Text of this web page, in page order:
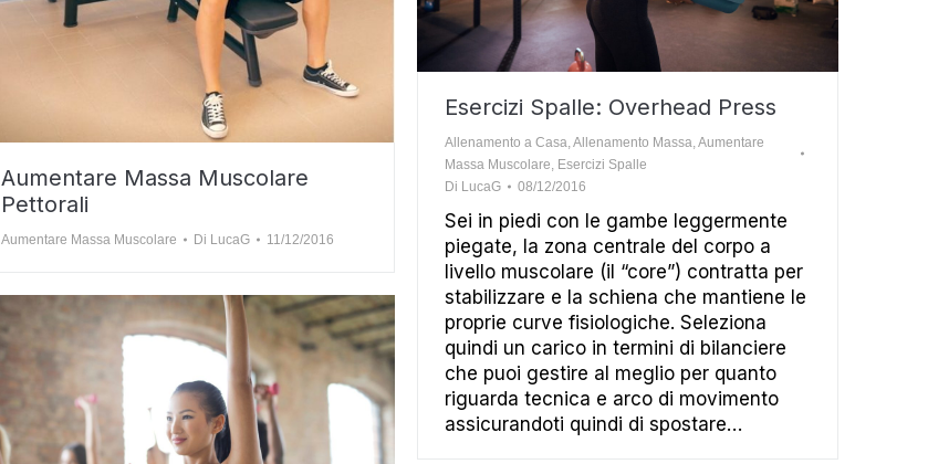
Aumentare Massa Muscolare
Pettorali
Aumentare Massa Muscolare Di LucaG 11/12/2016
Esercizi Spalle: Overhead Press
Allenamento a Casa,Allenamento Massa,Aumentare
Massa Muscolare, Esercizi Spalle
Di LucaG 08/12/2016
Sei in piedi con le gambe leggermente
piegate, la zona centrale del corpo a
livello muscolare (il “core”) contratta per
stabilizzare e la schiena che mantiene le
proprie curve fisiologiche. Seleziona
quindi un carico in termini di bilanciere
che puoi gestire al meglio per quanto
riguarda tecnica e arco di movimento
assicurandoti quindi di spostare…